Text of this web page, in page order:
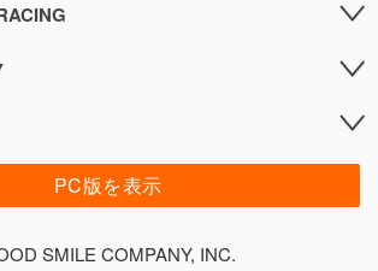
PC版を表示
SMILE COMPANY, INC.